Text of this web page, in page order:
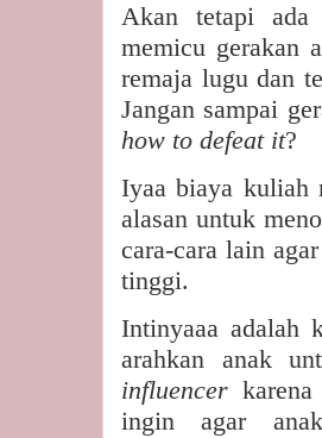
Akan tetapi ada
memicu gerakan
remaja lugu dan
Jangan sampai
how to defeat it?
Iyaa biaya kuliah
alasan untuk
cara-cara lain
tinggi.
Intinyaaa adalah
arahkan anak
influencer
ingin agar